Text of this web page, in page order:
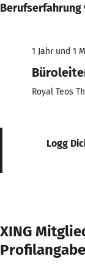
Berufserfahrung
1 Jahr und 1
Royal Teos
Logg
XING